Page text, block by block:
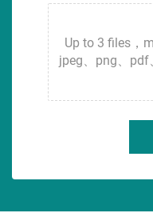
Up to 3 files，
jpeg、png、pdf